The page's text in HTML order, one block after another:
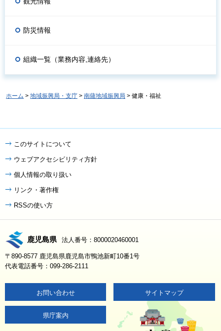
防災情報
組織一覧（業務内容,連絡先）
ホーム > 地域振興局・支庁 > 南薩地域振興局 > 健康・福祉
このサイトについて
ウェブアクセシビリティ方針
個人情報の取り扱い
リンク・著作権
RSSの使い方
鹿児島県 法人番号：8000020460001
〒890-8577 鹿児島県鹿児島市鴨池新町10番1号
代表電話番号：099-286-2111
お問い合わせ サイトマップ
県庁案内